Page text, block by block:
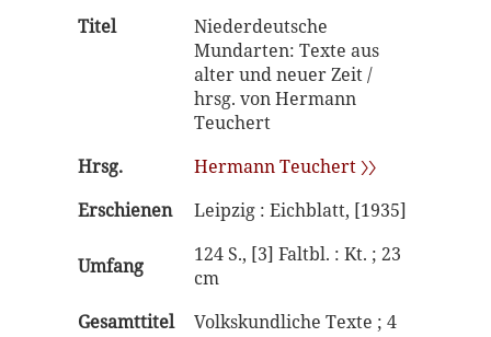
Titel
Niederdeutsche
Mundarten: Texte aus
alter und neuer Zeit /
hrsg. von Hermann
Teuchert
Hrsg.
Hermann Teuchert 〉〉
Erschienen
Leipzig : Eichblatt, [1935]
Umfang
124 S., [3] Faltbl. : Kt. ; 23
cm
Gesamttitel
Volkskundliche Texte ; 4